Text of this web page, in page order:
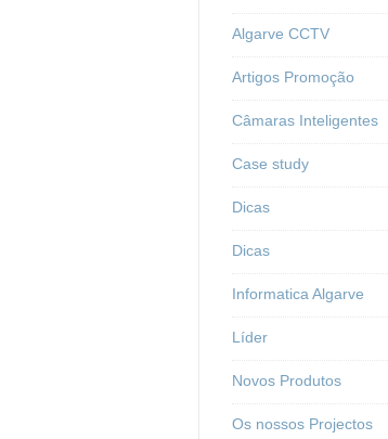
Algarve CCTV
Artigos Promoção
Câmaras Inteligentes
Case study
Dicas
Dicas
Informatica Algarve
Líder
Novos Produtos
Os nossos Projectos